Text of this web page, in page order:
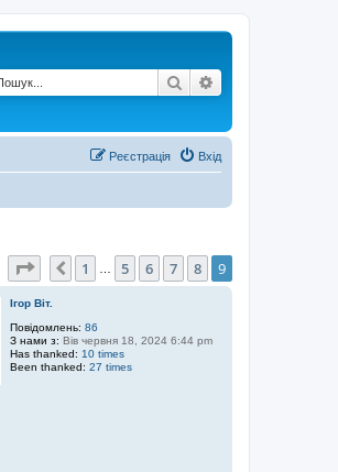
Пошук
Вхід
Реєстрація
Сторінка9 з9
Поперед.
1 5 6 7 8 9
Ігор Віт.
Повідомлень: 86
З нами з: Вів червня 18, 2024 6:44 pm
Has thanked: 10 times
Been thanked: 27 times